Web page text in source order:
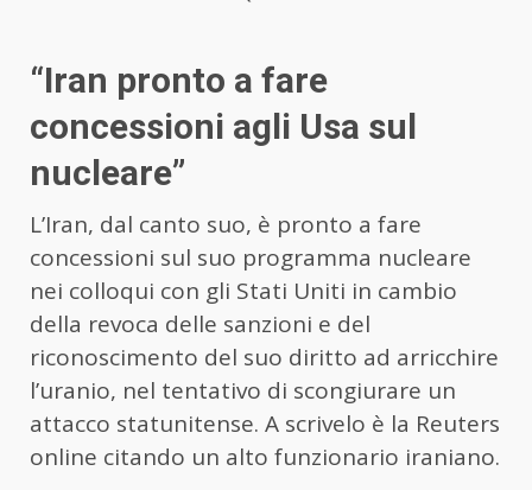
“Iran pronto a fare
concessioni agli Usa sul
nucleare”
L’Iran, dal canto suo, è pronto a fare
concessioni sul suo programma nucleare
nei colloqui con gli Stati Uniti in cambio
della revoca delle sanzioni e del
riconoscimento del suo diritto ad arricchire
l’uranio, nel tentativo di scongiurare un
attacco statunitense. A scrivelo è la Reuters
online citando un alto funzionario iraniano.